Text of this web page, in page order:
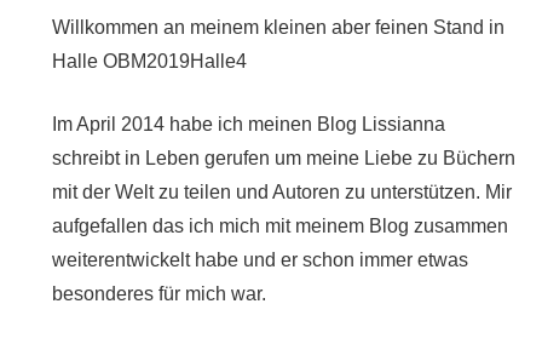
Willkommen an meinem kleinen aber feinen Stand in
Halle OBM2019Halle4
Im April 2014 habe ich meinen Blog Lissianna
schreibt in Leben gerufen um meine Liebe zu Büchern
mit der Welt zu teilen und Autoren zu unterstützen. Mir
aufgefallen das ich mich mit meinem Blog zusammen
weiterentwickelt habe und er schon immer etwas
besonderes für mich war.